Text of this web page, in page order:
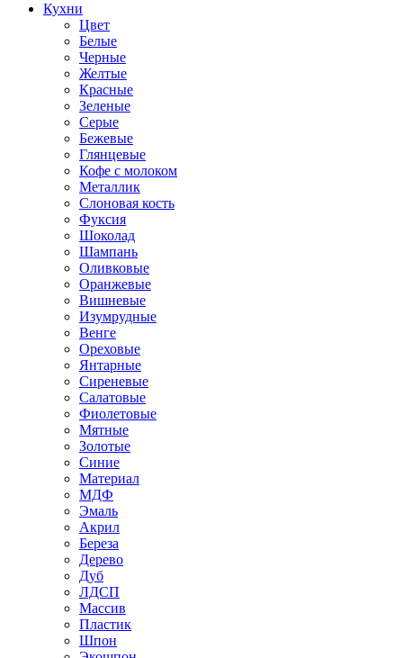
Кухни
Цвет
Белые
Черные
Желтые
Красные
Зеленые
Серые
Бежевые
Глянцевые
Кофе с молоком
Металлик
Слоновая кость
Фуксия
Шоколад
Шампань
Оливковые
Оранжевые
Вишневые
Изумрудные
Венге
Ореховые
Янтарные
Сиреневые
Салатовые
Фиолетовые
Мятные
Золотые
Синие
Материал
МДФ
Эмаль
Акрил
Береза
Дерево
Дуб
ЛДСП
Массив
Пластик
Шпон